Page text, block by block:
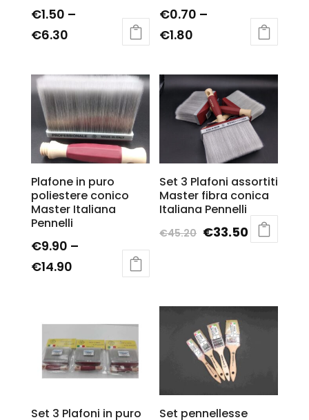
€1.50 –
€6.30
€0.70 –
€1.80
Plafone in puro
poliestere conico
Master Italiana
Pennelli
€9.90 –
€14.90
Set 3 Plafoni assortiti
Master fibra conica
Italiana Pennelli
€45.20 €33.50
Set 3 Plafoni in puro
Set pennellesse